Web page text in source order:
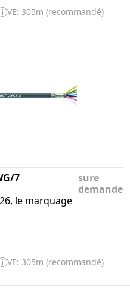
VE: 305m (recommandé)
7
le marquage
sure
demande
VE: 305m (recommandé)